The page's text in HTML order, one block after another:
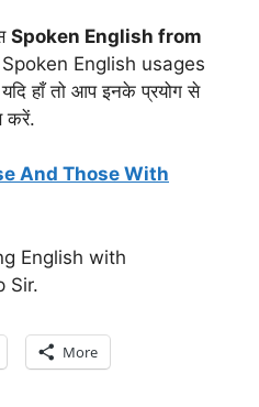
Spoken English from
Spoken English usages
हाँ तो आप इनके प्रयोग से
करें.
And Those With
English with
Sir.
More